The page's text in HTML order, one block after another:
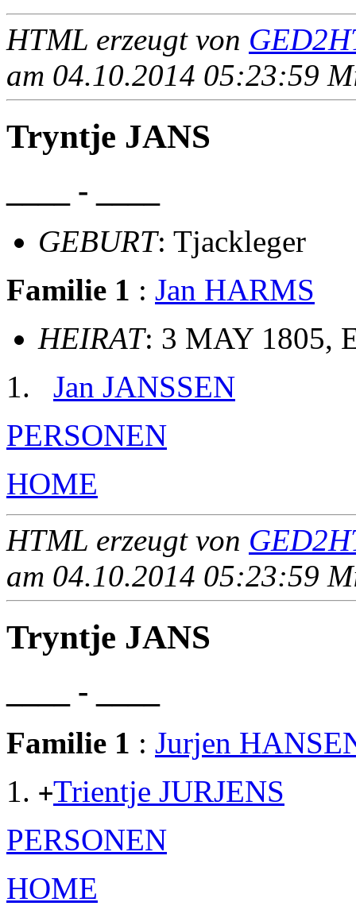
HTML erzeugt von
am 04.10.2014 05:23:59
Tryntje JANS
____ - ____
GEBURT: Tjackleger
Familie 1 : Jan HARMS
HEIRAT: 3 MAY 1805,
Jan JANSSEN
PERSONEN
HOME
HTML erzeugt von
am 04.10.2014 05:23:59
Tryntje JANS
____ - ____
Familie 1 : Jurjen
+Trientje JURJENS
PERSONEN
HOME